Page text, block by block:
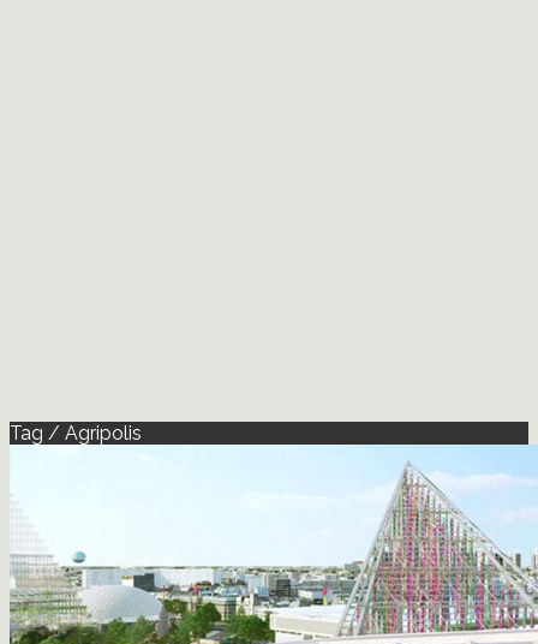
Tag / Agripolis